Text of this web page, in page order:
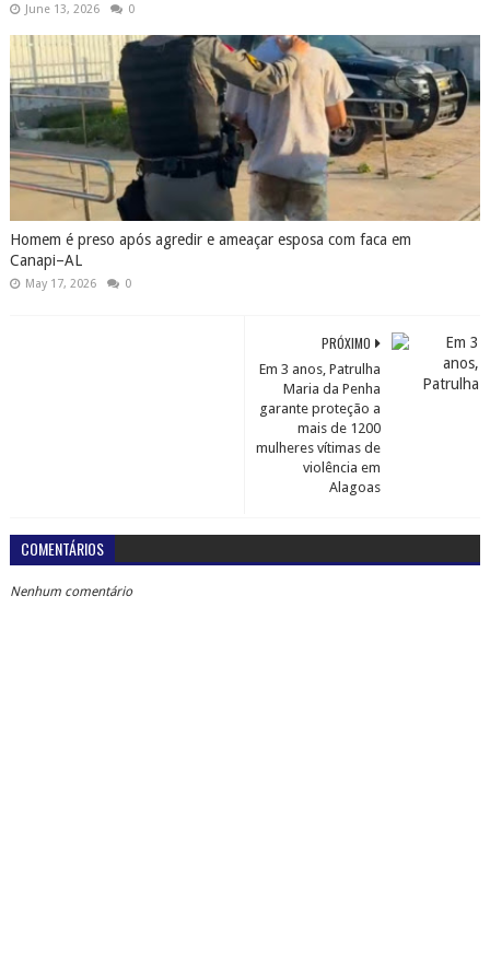
June 13, 2026 0
Homem é preso após agredir e ameaçar esposa com faca em
Canapi–AL
May 17, 2026 0
PRÓXIMO
Em 3 anos, Patrulha
Maria da Penha
garante proteção a
mais de 1200
mulheres vítimas de
violência em
Alagoas
COMENTÁRIOS
Nenhum comentário